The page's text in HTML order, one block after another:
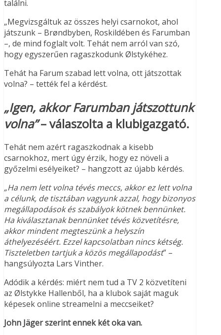
találni.
„Megvizsgáltuk az összes helyi csarnokot, ahol
játszunk – Brøndbyben, Roskildében és Farumban
–, de mind foglalt volt. Tehát nem arról van szó,
hogy egyszerűen ragaszkodunk Ølstykéhez.
Tehát ha Farum szabad lett volna, ott játszottak
volna? – tették fel a kérdést.
„Igen, akkor Farumban játszottunk
volna”– válaszolta a klubigazgató.
Tehát nem azért ragaszkodnak a kisebb
csarnokhoz, mert úgy érzik, hogy ez növeli a
győzelmi esélyeiket? – hangzott az újabb kérdés.
„Ha nem lett volna tévés meccs, akkor ez lett volna
a célunk, de tisztában vagyunk azzal, hogy bizonyos
megállapodások és szabályok kötnek bennünket.
Ha kiválasztanak bennünket tévés közvetítésre,
akkor mindent megteszünk a helyszín
áthelyezéséért. Ezzel kapcsolatban nincs kétség.
Tiszteletben tartjuk a közös megállapodást” –
hangsúlyozta Lars Vinther.
Adódik a kérdés: miért nem tud a TV 2 közvetíteni
az Ølstykke Hallenből, ha a klubok saját maguk
képesek online streamelni a meccseiket?
John Jäger szerint ennek két oka van.